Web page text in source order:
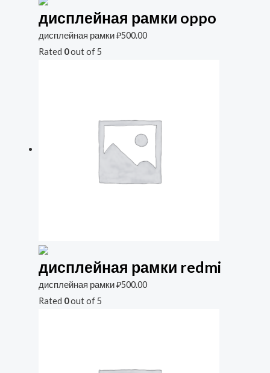
дисплейная рамки oppo
дисплейная рамки₽500.00
Rated 0out of 5
дисплейная рамки redmi
дисплейная рамки₽500.00
Rated 0out of 5